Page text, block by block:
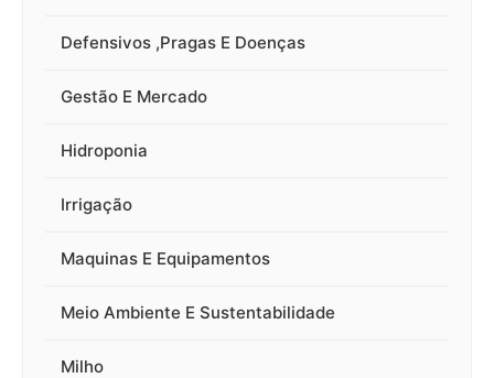
Defensivos ,Pragas E Doenças
Gestão E Mercado
Hidroponia
Irrigação
Maquinas E Equipamentos
Meio Ambiente E Sustentabilidade
Milho